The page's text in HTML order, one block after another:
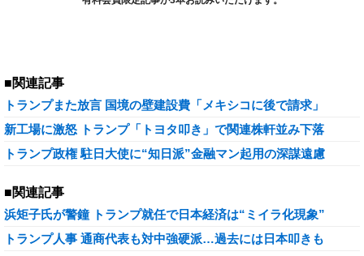
■関連記事
トランプまた放言 国境の壁建設費「メキシコに後で請求」
新工場に激怒 トランプ「トヨタ叩き」で関連株軒並み下落
トランプ政権 駐日大使に“知日派”金融マン起用の深謀遠慮
■関連記事
浜矩子氏が警鐘 トランプ就任で日本経済は“ミイラ化現象”
トランプ人事 通商代表も対中強硬派…過去には日本叩きも